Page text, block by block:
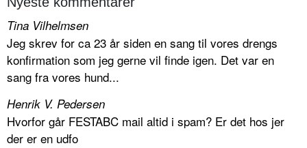
Tina Vilhelmsen
Jeg skrev for ca 23 år siden en sang til vores drengs
konfirmation som jeg gerne vil finde igen. Det var en
sang fra vores hund...
Henrik V. Pedersen
Hvorfor går FESTABC mail altid i spam? Er det hos jer
der er en udfo